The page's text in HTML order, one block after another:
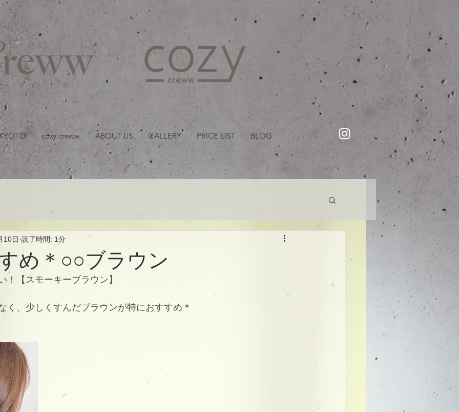
京都・四条 烏丸の美容室・美容院【Creww KYOTO (クルー)】【cozy creww(コージークルー)】 京都市 ヘアサロン​
cozy creww ABOUT US GALLERY PRICE LIST BLOG
め＊○○ブラウン
10日 読了時間: 1分
！【スモーキーブラウン】
く、少しくすんだブラウンが特におすすめ＊